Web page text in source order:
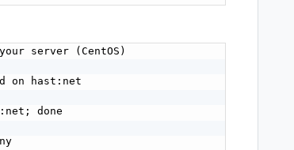
server (CentOS)
on hast:net
done